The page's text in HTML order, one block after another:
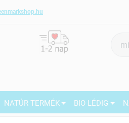
NATÚR TERMÉK BIO LÉDIG